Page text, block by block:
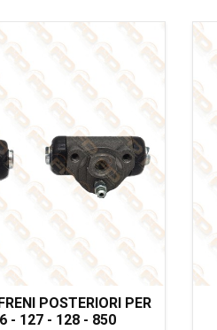
POSTERIORI PER
- 127 - 128 - 850